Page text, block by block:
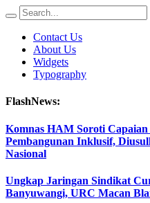
Contact Us
About Us
Widgets
Typography
FlashNews:
Komnas HAM Soroti
Pembangunan Inklusif,
Nasional
Ungkap Jaringan Sindikat
Banyuwangi, URC Macan